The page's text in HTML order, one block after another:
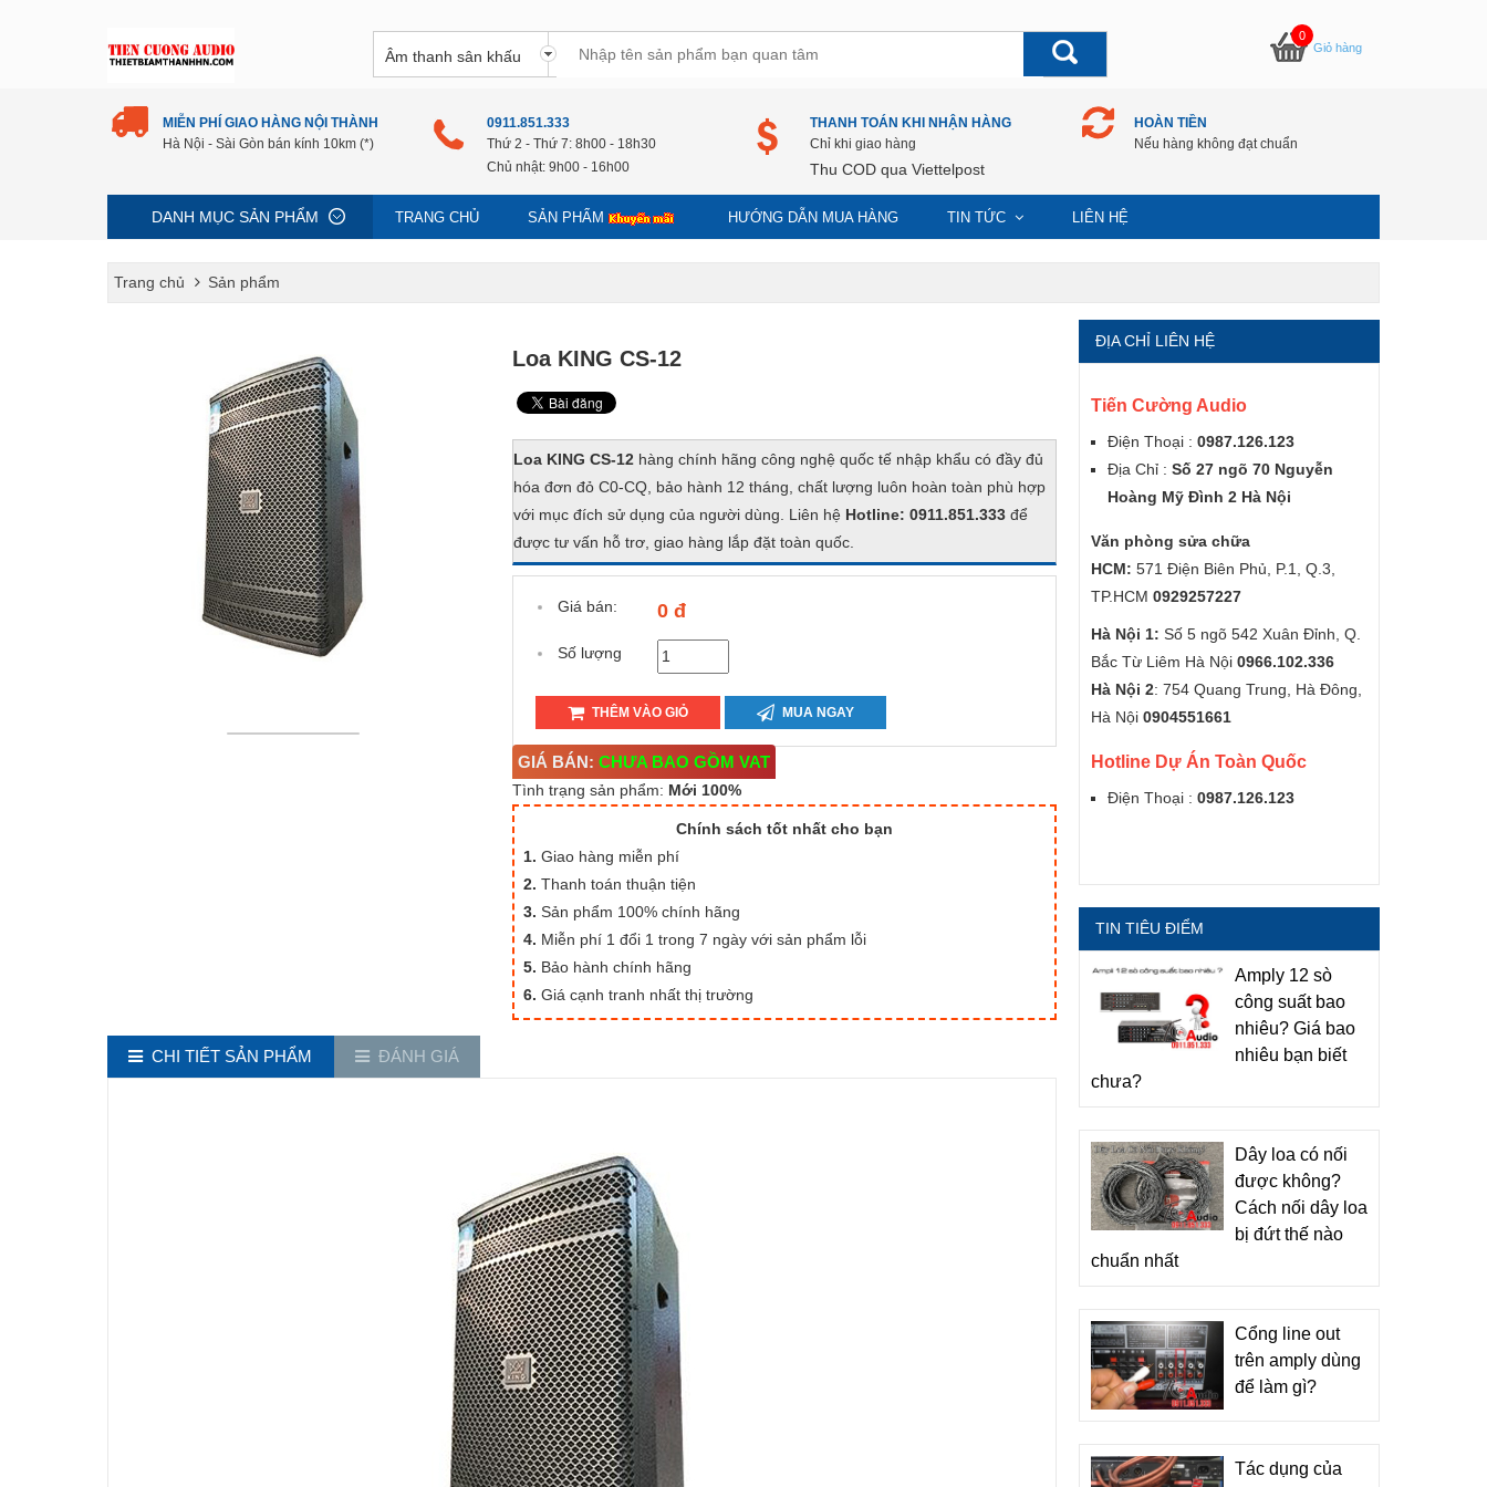
0
Giỏ hàng
MIỄN PHÍ GIAO HÀNG NỘI THÀNH
Hà Nội - Sài Gòn bán kính 10km (*)
0911.851.333
Thứ 2 - Thứ 7: 8h00 - 18h30
Chủ nhật: 9h00 - 16h00
THANH TOÁN KHI NHẬN HÀNG
Chỉ khi giao hàng
Thu COD qua Viettelpost
HOÀN TIỀN
Nếu hàng không đạt chuẩn
DANH MỤC SẢN PHẨM TRANG CHỦ SẢN PHẨM HƯỚNG DẪN MUA HÀNG TIN TỨC LIÊN HỆ
Trang chủ Sản phẩm
Loa KING CS-12
Loa KING CS-12hàng chính hãng công nghệ quốc tế nhập khẩu có đầy đủ
hóa đơn đỏ C0-CQ, bảo hành 12 tháng, chất lượng luôn hoàn toàn phù hợp
với mục đích sử dụng của người dùng. Liên hệ Hotline: 0911.851.333để
được tư vấn hỗ trơ, giao hàng lắp đặt toàn quốc.
Giá bán: 0 đ
Số lượng
THÊM VÀO GIỎ MUA NGAY
GIÁ BÁN: CHƯA BAO GỒM VAT
Tình trạng sản phẩm: Mới 100%
Chính sách tốt nhất cho bạn
1. Giao hàng miễn phí
2. Thanh toán thuận tiện
3. Sản phẩm 100% chính hãng
4. Miễn phí 1 đổi 1 trong 7 ngày với sản phẩm lỗi
5. Bảo hành chính hãng
6. Giá cạnh tranh nhất thị trường
CHI TIẾT SẢN PHẨM ĐÁNH GIÁ
ĐỊA CHỈ LIÊN HỆ
Tiến Cường Audio
Điện Thoại : 0987.126.123
Địa Chỉ : Số 27 ngõ 70 Nguyễn
Hoàng Mỹ Đình 2 Hà Nội
Văn phòng sửa chữa
HCM: 571 Điện Biên Phủ, P.1, Q.3,
TP.HCM 0929257227
Hà Nội 1: Số 5 ngõ 542 Xuân Đỉnh, Q.
Bắc Từ Liêm Hà Nội 0966.102.336
Hà Nội 2: 754 Quang Trung, Hà Đông,
Hà Nội 0904551661
Hotline Dự Án Toàn Quốc
Điện Thoại : 0987.126.123
TIN TIÊU ĐIỂM
Amply 12 sò
công suất bao
nhiêu? Giá bao
nhiêu bạn biết
chưa?
Dây loa có nối
được không?
Cách nối dây loa
bị đứt thế nào
chuẩn nhất
Cổng line out
trên amply dùng
để làm gì?
Tác dụng của